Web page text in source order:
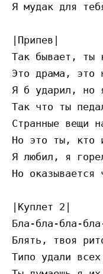
Я мудак для
|Припев|
Так бывает, ты
Это драма, это
Я б ударил, но
Так что ты
Странные вещи
Но это ты, кто
Я любил, я
Но
|Куплет 2|
Бла-бла-бла-
Блять, твоя
Типо удали